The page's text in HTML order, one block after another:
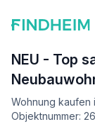
NEU - Top
Wohnung kaufen
Objektnummer: